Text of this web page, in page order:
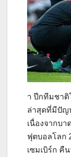
า ปีกทีมชาติ
ล่าสุดที่มีปัญ
เนื่องจากบ
ฟุตบอลโลก
เซมเบิร์ก คื